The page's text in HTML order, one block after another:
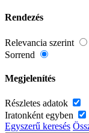
Rendezés
Relevancia szerint
Sorrend
Megjelenítés
Részletes adatok
Iratonként egyben
Egyszerű keresés